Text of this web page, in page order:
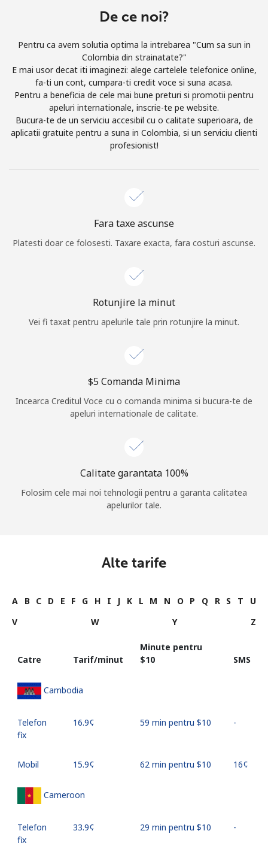
Log in
sau
Continua cu
De ce noi?
Pentru ca avem solutia optima la intrebarea "Cum sa sun in
Colombia din strainatate?"
E mai usor decat iti imaginezi: alege cartelele telefonice online,
fa-ti un cont, cumpara-ti credit voce si suna acasa.
Pentru a beneficia de cele mai bune preturi si promotii pentru
apeluri internationale, inscrie-te pe website.
Bucura-te de un serviciu accesibil cu o calitate superioara, de
aplicatii gratuite pentru a suna in Colombia, si un serviciu clienti
profesionist!
Fara taxe ascunse
Platesti doar ce folosesti. Taxare exacta, fara costuri ascunse.
Rotunjire la minut
Vei fi taxat pentru apelurile tale prin rotunjire la minut.
⁦$5⁩ Comanda Minima
Incearca Creditul Voce cu o comanda minima si bucura-te de
apeluri internationale de calitate.
Calitate garantata 100%
Folosim cele mai noi tehnologii pentru a garanta calitatea
apelurilor tale.
Alte tarife
A B C D E F G H I J K L M N O P Q R S T
U
V
W Y Z
Catre Tarif/minut
Minute pentru
⁦$10⁩
SMS
Cambodia
Telefon
fix
⁦16.9¢⁩ 59 min pentru ⁦$10⁩ -
Mobil ⁦15.9¢⁩ 62 min pentru ⁦$10⁩ ⁦16¢⁩
Cameroon
Telefon
fix
⁦33.9¢⁩ 29 min pentru ⁦$10⁩ -